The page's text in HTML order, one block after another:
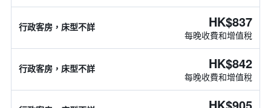
行政客房，床型不詳 HK$837
每晚收費和增值稅
行政客房，床型不詳 HK$842
每晚收費和增值稅